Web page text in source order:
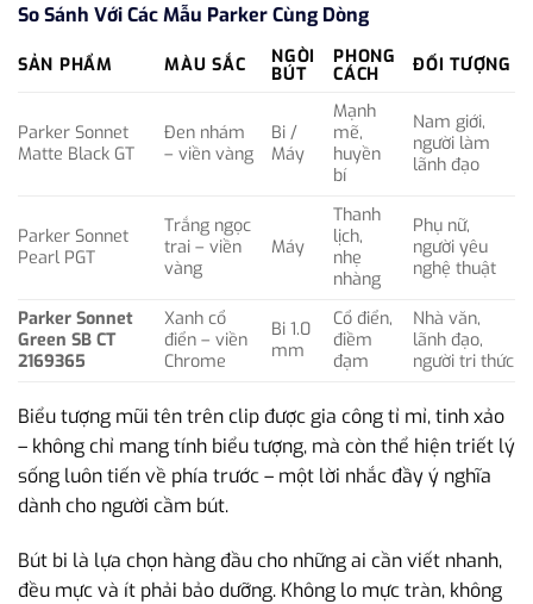
So Sánh Với Các Mẫu Parker Cùng Dòng
SẢN PHẨM MÀU SẮC NGÒI
BÚT
PHONG
CÁCH ĐỐI TƯỢNG
Parker Sonnet
Matte Black GT
Đen nhám
– viền vàng
Bi /
Máy
Mạnh
mẽ,
huyền
bí
Nam giới,
người làm
lãnh đạo
Parker Sonnet
Pearl PGT
Trắng ngọc
trai – viền
vàng
Máy
Thanh
lịch,
nhẹ
nhàng
Phụ nữ,
người yêu
nghệ thuật
Parker Sonnet
Green SB CT
2169365
Xanh cổ
điển – viền
Chrome
Bi 1.0
mm
Cổ điển,
điềm
đạm
Nhà văn,
lãnh đạo,
người tri thức
Biểu tượng mũi tên trên clip được gia công tỉ mỉ, tinh xảo
– không chỉ mang tính biểu tượng, mà còn thể hiện triết lý
sống luôn tiến về phía trước – một lời nhắc đầy ý nghĩa
dành cho người cầm bút.
Bút bi là lựa chọn hàng đầu cho những ai cần viết nhanh,
đều mực và ít phải bảo dưỡng. Không lo mực tràn, không